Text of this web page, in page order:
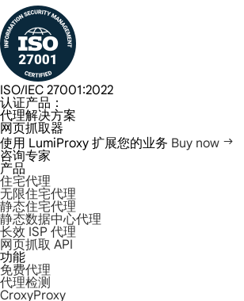
ISO/IEC 27001:2022
认证产品：
代理解决方案
网页抓取器
使用 LumiProxy 扩展您的业务 Buy now
咨询专家
产品
住宅代理
无限住宅代理
静态住宅代理
静态数据中心代理
长效 ISP 代理
网页抓取 API
功能
免费代理
代理检测
CroxyProxy